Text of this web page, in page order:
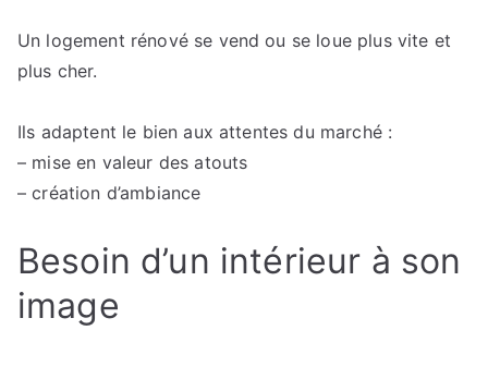
Un logement rénové se vend ou se loue plus vite et
plus cher.
Ils adaptent le bien aux attentes du marché :
– mise en valeur des atouts
– création d’ambiance
Besoin d’un intérieur à son
image